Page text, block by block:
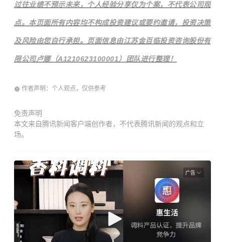
过往业绩不预示未来，个人经验分享仅为个案，不代表公司观
点。本页面所有内容均不构成投资建议或要约邀请，投资决策
及风险由您自行承担。页面信息由江苏金百临投资咨询股份有
限公司卢娜（A1210623100001）团队进行整理！
作者声明：个人观点，仅供参考
免责声明
本文来自腾讯新闻客户端创作者，不代表腾讯新闻的观点和立
场。
广告